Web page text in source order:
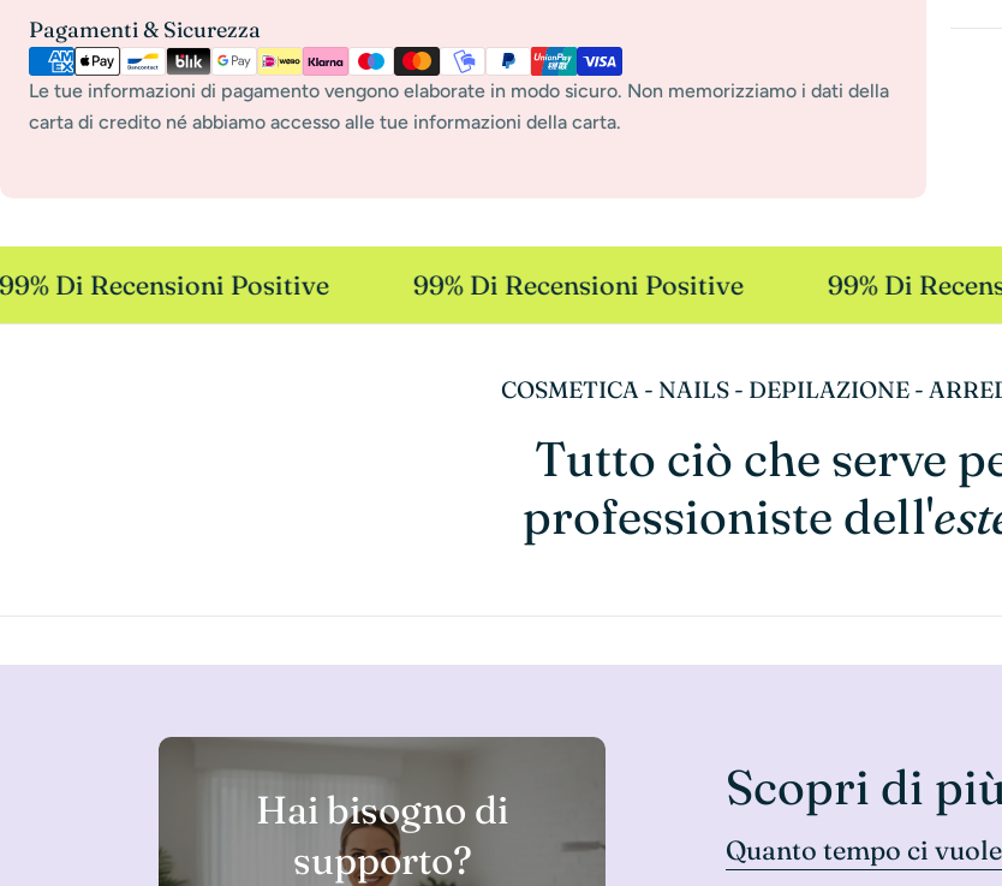
Pagamenti & Sicurezza
Metodi
pagamento
Le tue informazioni di pagamento vengono elaborate in modo sicuro. Non memorizziamo i dati della
carta di credito né abbiamo accesso alle tue informazioni della carta.
Di Recensioni Positive 99% Di Recensioni Positive 99% Di
COSMETICA - NAILS - DEPILAZIONE -
Tutto ciò che serve
professioniste dell'
Hai bisogno di
supporto?
Scopri di
Quanto tempo ci